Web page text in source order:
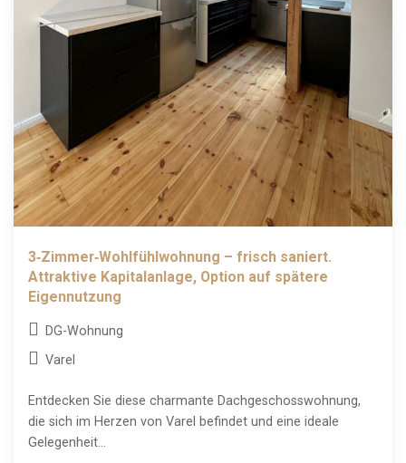
3‑Zimmer‑Wohlfühlwohnung – frisch saniert.
Attraktive Kapitalanlage, Option auf spätere
Eigennutzung
DG-Wohnung
Varel
Entdecken Sie diese charmante Dachgeschosswohnung,
die sich im Herzen von Varel befindet und eine ideale
Gelegenheit...